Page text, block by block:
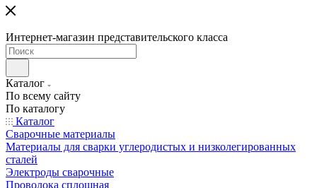
Интернет-магазин представительского класса
Каталог
По всему сайту
По каталогу
Каталог
Сварочные материалы
Материалы для сварки углеродистых и низколегированных
сталей
Электроды сварочные
Проволока сплошная